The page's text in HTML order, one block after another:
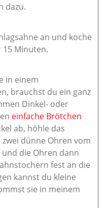
dazu.
an und koche
Minuten.
in einem
brauchst du ein ganz
Dinkel- oder
einfache Brötchen
ab, höhle das
dünne Ohren vom
und die Ohren dann
fest an die
kannst du kleine
sie in meinem